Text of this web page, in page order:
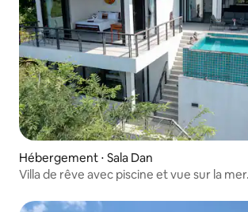
Hébergement ⋅ Sala Dan
Villa de rêve avec piscine et vue sur la mer.